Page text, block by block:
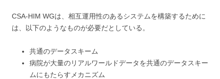
CSA-HIM WGは、相互運用性のあるシステムを構築するために
は、以下のようなものが必要だとしている。
共通のデータスキーム
病院が大量のリアルワールドデータを共通のデータスキー
ムにもたらすメカニズム